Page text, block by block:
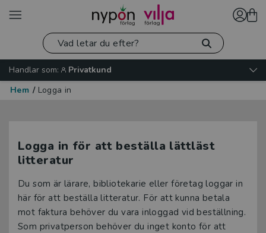
Handlar som:
Privatkund
Hem / Logga in
Logga in för att beställa lättläst
litteratur
Du som är lärare, bibliotekarie eller företag loggar in
här för att beställa litteratur. För att kunna betala
mot faktura behöver du vara inloggad vid beställning.
Som privatperson behöver du inget konto för att